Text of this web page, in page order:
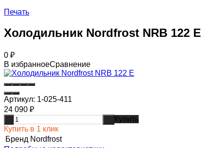
Печать
Холодильник Nordfrost NRB 122 E
0 ₽
В избранноеСравнение
Артикул: 1-025-411
24 090 ₽
Купить
Купить в 1 клик
Бренд Nordfrost